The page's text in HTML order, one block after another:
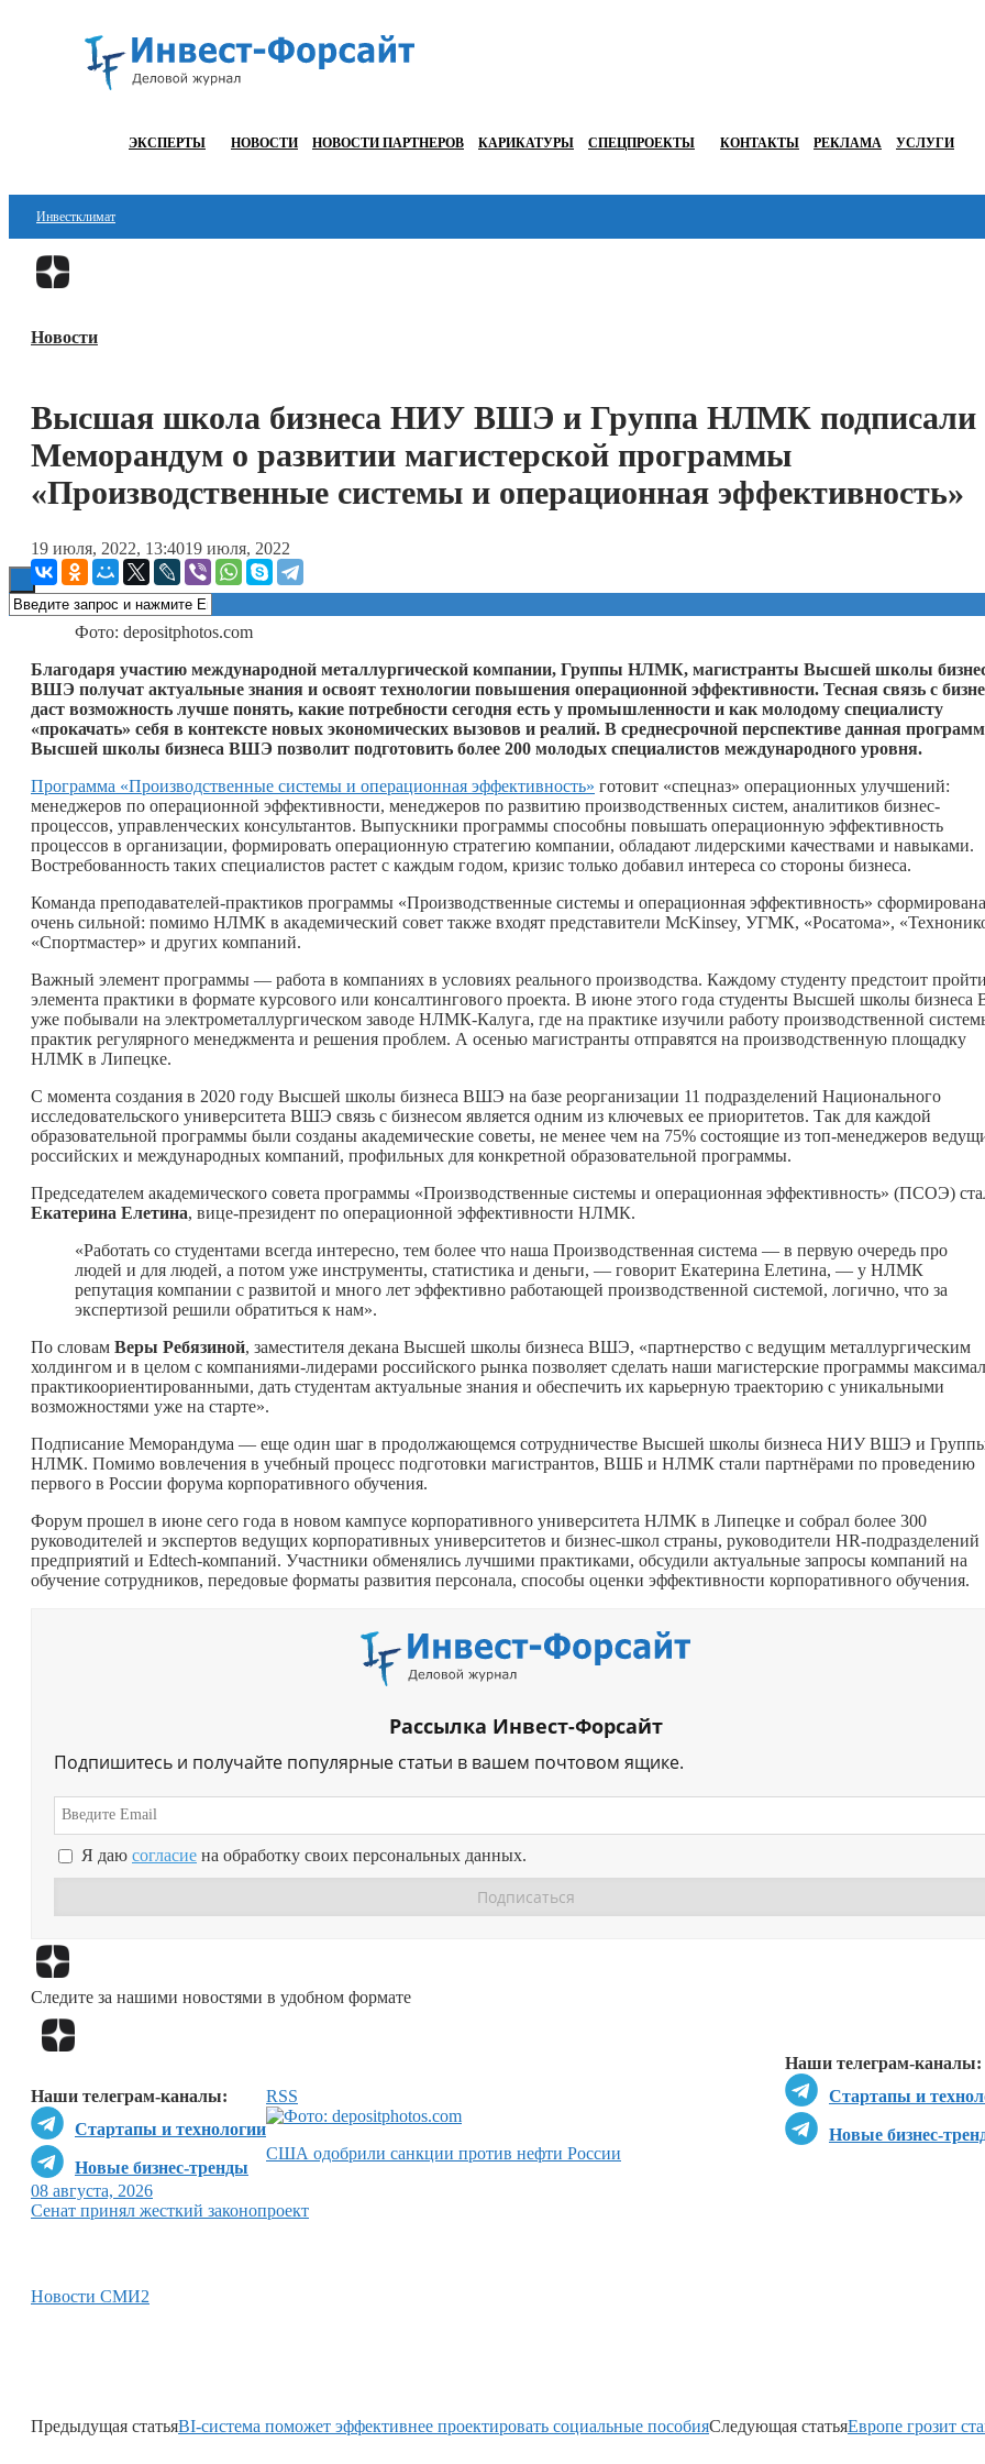
ЭКСПЕРТЫ НОВОСТИ НОВОСТИ ПАРТНЕРОВ КАРИКАТУРЫ СПЕЦПРОЕКТЫ КОНТАКТЫ РЕКЛАМА УСЛУГИ
Инвестклимат
Финансы
Блокчейн
ESG
Новости
Высшая школа бизнеса НИУ ВШЭ и Группа НЛМК подписали
Меморандум о развитии магистерской программы
«Производственные системы и операционная эффективность»
19 июля, 2022, 13:4019 июля, 2022
Фото: depositphotos.com
Благодаря участию международной металлургической компании, Группы НЛМК, магистранты Высшей школы
ВШЭ получат актуальные знания и освоят технологии повышения операционной эффективности. Тесная связь с
даст возможность лучше понять, какие потребности сегодня есть у промышленности и как молодому специалисту
«прокачать» себя в контексте новых экономических вызовов и реалий. В среднесрочной перспективе данная
Высшей школы бизнеса ВШЭ позволит подготовить более 200 молодых специалистов международного уровня.
Программа «Производственные системы и операционная эффективность» готовит «спецназ» операционных улучшений:
менеджеров по операционной эффективности, менеджеров по развитию производственных систем, аналитиков бизнес-
процессов, управленческих консультантов. Выпускники программы способны повышать операционную эффективность
процессов в организации, формировать операционную стратегию компании, обладают лидерскими качествами и навыками.
Востребованность таких специалистов растет с каждым годом, кризис только добавил интереса со стороны бизнеса.
Команда преподавателей-практиков программы «Производственные системы и операционная эффективность» сформирована
очень сильной: помимо НЛМК в академический совет также входят представители McKinsey, УГМК, «Росатома»,
«Спортмастер» и других компаний.
Важный элемент программы — работа в компаниях в условиях реального производства. Каждому студенту предстоит
элемента практики в формате курсового или консалтингового проекта. В июне этого года студенты Высшей школы
уже побывали на электрометаллургическом заводе НЛМК-Калуга, где на практике изучили работу производственной
практик регулярного менеджмента и решения проблем. А осенью магистранты отправятся на производственную площадку
НЛМК в Липецке.
С момента создания в 2020 году Высшей школы бизнеса ВШЭ на базе реорганизации 11 подразделений Национального
исследовательского университета ВШЭ связь с бизнесом является одним из ключевых ее приоритетов. Так для каждой
образовательной программы были созданы академические советы, не менее чем на 75% состоящие из топ-менеджеров
российских и международных компаний, профильных для конкретной образовательной программы.
Председателем академического совета программы «Производственные системы и операционная эффективность» (ПСОЭ)
Екатерина Елетина, вице-президент по операционной эффективности НЛМК.
«Работать со студентами всегда интересно, тем более что наша Производственная система — в первую очередь про
людей и для людей, а потом уже инструменты, статистика и деньги, — говорит Екатерина Елетина, — у НЛМК
репутация компании с развитой и много лет эффективно работающей производственной системой, логично, что за
экспертизой решили обратиться к нам».
По словам Веры Ребязиной, заместителя декана Высшей школы бизнеса ВШЭ, «партнерство с ведущим металлургическим
холдингом и в целом с компаниями-лидерами российского рынка позволяет сделать наши магистерские программы
практикоориентированными, дать студентам актуальные знания и обеспечить их карьерную траекторию с уникальными
возможностями уже на старте».
Подписание Меморандума — еще один шаг в продолжающемся сотрудничестве Высшей школы бизнеса НИУ ВШЭ и
НЛМК. Помимо вовлечения в учебный процесс подготовки магистрантов, ВШБ и НЛМК стали партнёрами по проведению
первого в России форума корпоративного обучения.
Форум прошел в июне сего года в новом кампусе корпоративного университета НЛМК в Липецке и собрал более 300
руководителей и экспертов ведущих корпоративных университетов и бизнес-школ страны, руководители HR-подразделений
предприятий и Edtech-компаний. Участники обменялись лучшими практиками, обсудили актуальные запросы компаний на
обучение сотрудников, передовые форматы развития персонала, способы оценки эффективности корпоративного обучения.
Рассылка Инвест-Форсайт
Подпишитесь и получайте популярные статьи в вашем почтовом ящике.
Я даю согласие на обработку своих персональных данных.
Следите за нашими новостями в удобном формате
Наши телеграм-каналы:
Стартапы и
Новые бизнес-
Наши телеграм-каналы:
Стартапы и технологии
Новые бизнес-тренды
RSS
США одобрили санкции против нефти России
08 августа, 2026
Сенат принял жесткий законопроект
Новости СМИ2
Предыдущая статьяBI-система поможет эффективнее проектировать социальные пособияСледующая статьяЕвропе грозит